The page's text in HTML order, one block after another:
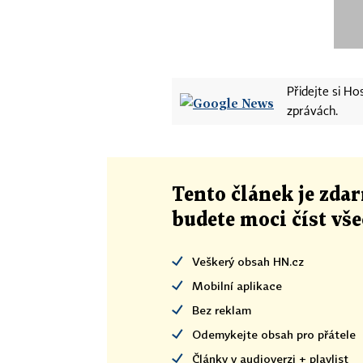
Přidejte si
zprávách.
Tento článek je
budete moci číst
Veškerý obsah HN.cz
Mobilní aplikace
Bez reklam
Odemykejte obsah pro přátele
Články v audioverzi + playlist